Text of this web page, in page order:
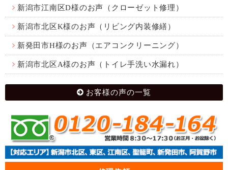
新潟市江南区D様のお声（クローゼット修理）
新潟市北区K様のお声（リビング内装修繕）
新発田市H様のお声（エアコンクリーニング）
新潟市北区A様のお声（トイレ手洗い水漏れ）
お客様の声の一覧